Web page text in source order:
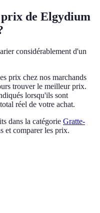
de Elgydium
considérablement d'un
prix chez nos marchands
trouver le meilleur prix.
lorsqu'ils sont
réel de votre achat.
dans la catégorie Gratte-
et comparer les prix.